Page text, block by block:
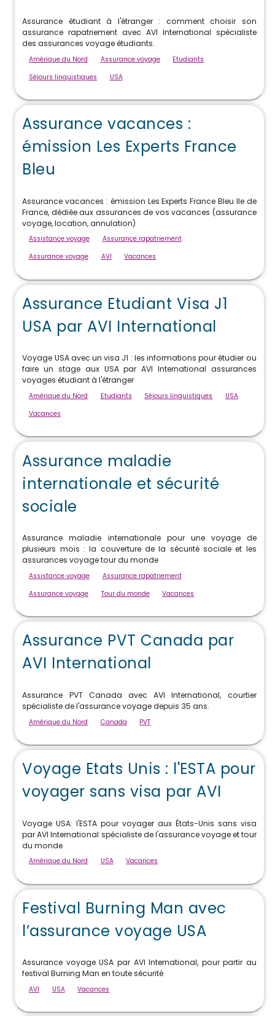
Assurance étudiant à l'étranger : comment choisir son
assurance rapatriement avec AVI International spécialiste
des assurances voyage étudiants.
Amérique du Nord Assurance voyage
Etudiants
Séjours linguistiques
USA
Assurance vacances :
émission Les Experts France
Bleu
Assurance vacances : émission Les Experts France Bleu Ile de
France, dédiée aux assurances de vos vacances (assurance
voyage, location, annulation)
Assistance voyage
Assurance rapatriement
Assurance voyage
AVI Vacances
Assurance Etudiant Visa J1
USA par AVI International
Voyage USA avec un visa J1 : les informations pour étudier ou
faire un stage aux USA par AVI International assurances
voyages étudiant à l'étranger
Amérique du Nord Etudiants Séjours linguistiques
USA
Vacances
Assurance maladie
internationale et sécurité
sociale
Assurance maladie internationale pour une voyage de
plusieurs mois : la couverture de la sécurité sociale et les
assurances voyage tour du monde
Assistance voyage
Assurance rapatriement
Assurance voyage
Tour du monde Vacances
Assurance PVT Canada par
AVI International
Assurance PVT Canada avec AVI International, courtier
spécialiste de l'assurance voyage depuis 35 ans.
Amérique du Nord Canada PVT
Voyage Etats Unis : l'ESTA pour
voyager sans visa par AVI
Voyage USA: l'ESTA pour voyager aux États-Unis sans visa
par AVI International spécialiste de l'assurance voyage et tour
du monde
Amérique du Nord USA Vacances
Festival Burning Man avec
l’assurance voyage USA
Assurance voyage USA par AVI International, pour partir au
festival Burning Man en toute sécurité
AVI USA Vacances